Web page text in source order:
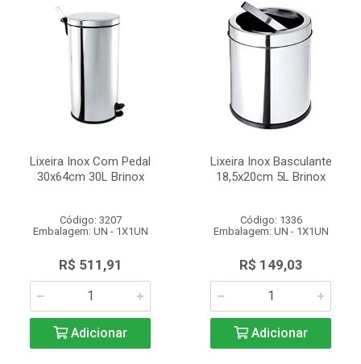
Lixeira Inox Com Pedal
30x64cm 30L Brinox
Código: 3207
Embalagem: UN - 1X1UN
R$ 511,91
Adicionar
Lixeira Inox Basculante
18,5x20cm 5L Brinox
Código: 1336
Embalagem: UN - 1X1UN
R$ 149,03
Adicionar